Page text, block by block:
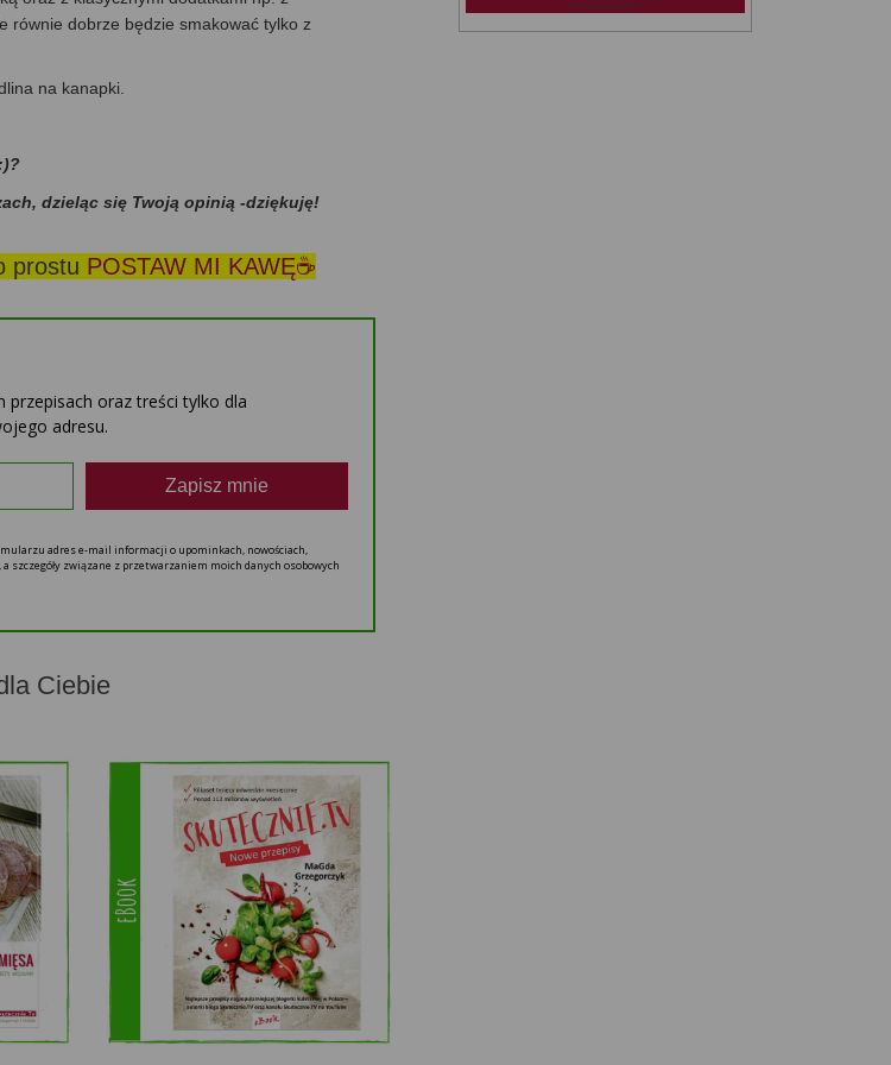
równie dobrze będzie smakować tylko z
na kanapki.
dzieląc się Twoją opinią -dziękuję!
prostu POSTAW MI KAWĘ☕
oraz treści tylko dla
adresu.
Zapisz mnie
adres e-mail informacji o upominkach, nowościach,
szczegóły związane z przetwarzaniem moich danych osobowych
Ciebie